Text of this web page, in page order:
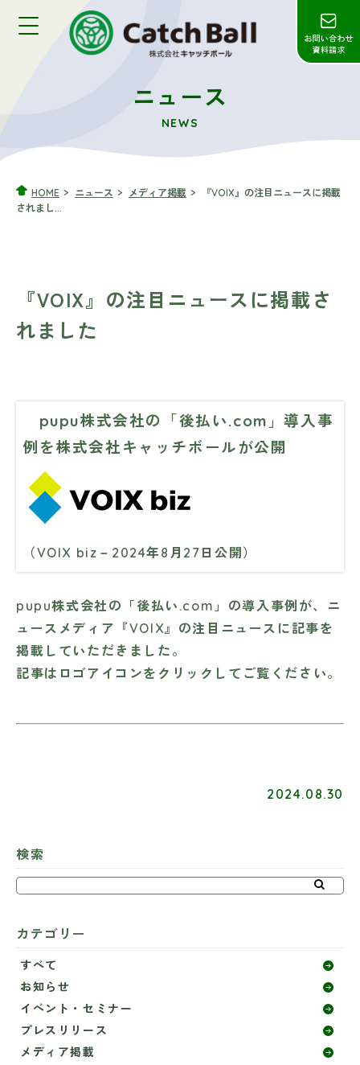
ニュース
NEWS
HOME ニュース メディア掲載
『VOIX』の注目ニュースに掲載
されまし...
『VOIX』の注目ニュースに掲載さ
れました
pupu株式会社の「後払い.com」導入事
例を株式会社キャッチボールが公開
（VOIX biz－2024年8月27日公開）
pupu株式会社の「後払い.com」の導入事例が、ニ
ュースメディア『VOIX』の注目ニュースに記事を
掲載していただきました。
記事はロゴアイコンをクリックしてご覧ください。
2024.08.30
検索
カテゴリー
すべて
お知らせ
イベント・セミナー
プレスリリース
メディア掲載